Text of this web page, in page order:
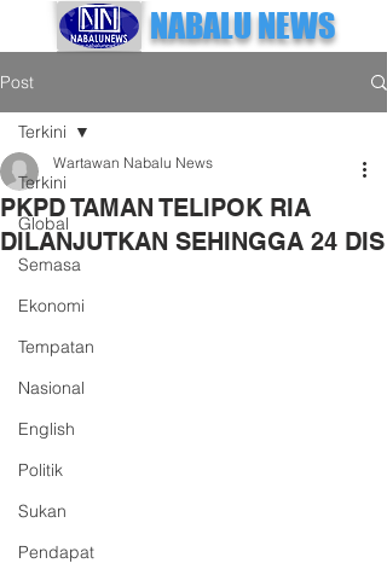
NABALU NEWS
Post
Terkini
Global
Semasa
Ekonomi
Tempatan
Nasional
English
Politik
Sukan
Pendapat
Terkini
PKPD TAMAN TELIPOK RIA
DILANJUTKAN SEHINGGA 24 DIS
Wartawan Nabalu News